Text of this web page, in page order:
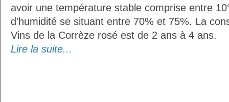
avoir une température stable comprise entre
d'humidité se situant entre 70% et 75%. La
Vins de la Corrèze rosé est de 2 ans à 4 ans.
Lire la suite...